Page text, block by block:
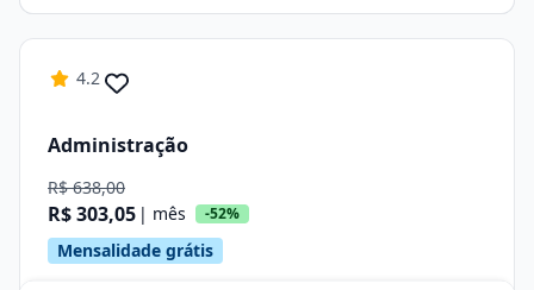
4.2
Administração
R$ 638,00
R$ 303,05 | mês -52%
Mensalidade grátis